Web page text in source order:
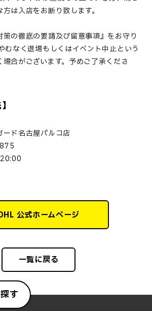
は入店をお断り致します。
の徹底の要請及び留意事項』をお守り
むなく退場もしくはイベント中止という
合がございます。予めご了承くださ
ード名古屋パルコ店
公式ホームページ
一覧に戻る
す